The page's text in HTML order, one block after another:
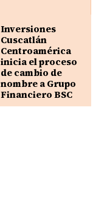
Inversiones
Cuscatlán
Centroamérica
inicia el proceso
de cambio de
nombre a Grupo
Financiero BSC